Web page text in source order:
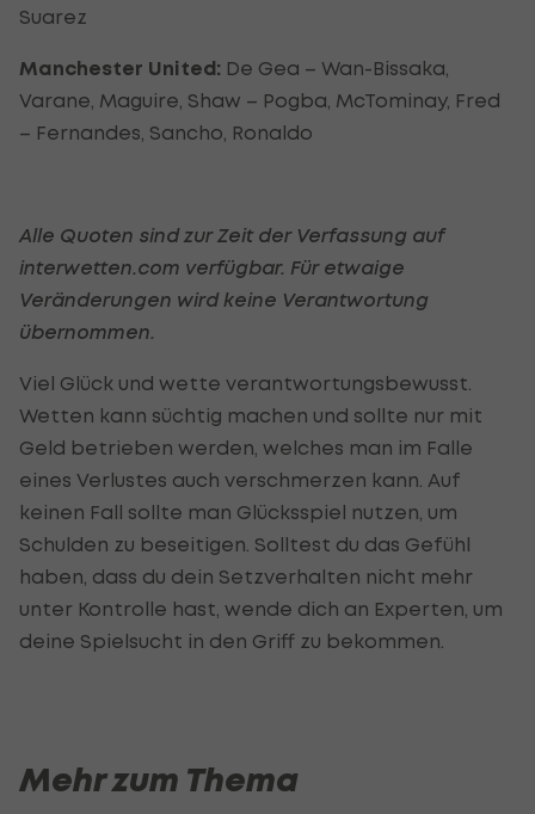
Suarez
Manchester United: De Gea – Wan-Bissaka,
Varane, Maguire, Shaw – Pogba, McTominay, Fred
– Fernandes, Sancho, Ronaldo
Alle Quoten sind zur Zeit der Verfassung auf
interwetten.com verfügbar. Für etwaige
Veränderungen wird keine Verantwortung
übernommen.
Viel Glück und wette verantwortungsbewusst.
Wetten kann süchtig machen und sollte nur mit
Geld betrieben werden, welches man im Falle
eines Verlustes auch verschmerzen kann. Auf
keinen Fall sollte man Glücksspiel nutzen, um
Schulden zu beseitigen. Solltest du das Gefühl
haben, dass du dein Setzverhalten nicht mehr
unter Kontrolle hast, wende dich an Experten, um
deine Spielsucht in den Griff zu bekommen.
Mehr zum Thema